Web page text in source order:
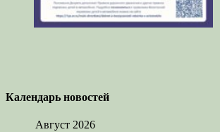
Календарь новостей
Август 2026